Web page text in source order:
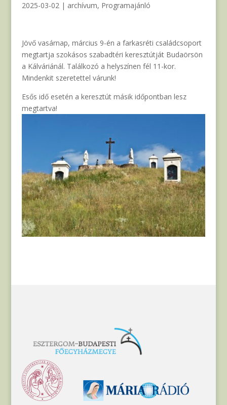
2025-03-02| archívum, Programajánló
Jövő vasárnap, március 9-én a farkasréti családcsoport
megtartja szokásos szabadtéri keresztútját Budaörsön
a Kálváriánál. Találkozó a helyszínen fél 11-kor.
Mindenkit szeretettel várunk!
Esős idő esetén a keresztút másik időpontban lesz
megtartva!